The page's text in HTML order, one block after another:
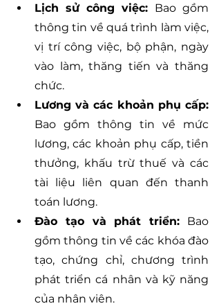
Lịch sử công việc: Bao gồm
thông tin về quá trình làm việc,
vị trí công việc, bộ phận, ngày
vào làm, thăng tiến và thăng
chức.
Lương và các khoản phụ cấp:
Bao gồm thông tin về mức
lương, các khoản phụ cấp, tiền
thưởng, khấu trừ thuế và các
tài liệu liên quan đến thanh
toán lương.
Đào tạo và phát triển: Bao
gồm thông tin về các khóa đào
tạo, chứng chỉ, chương trình
phát triển cá nhân và kỹ năng
của nhân viên.